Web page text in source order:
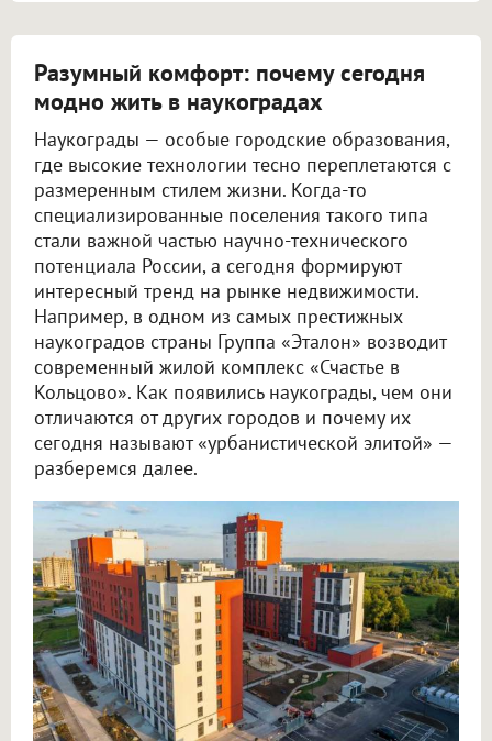
Разумный комфорт: почему сегодня
модно жить в наукоградах
Наукограды — особые городские образования,
где высокие технологии тесно переплетаются с
размеренным стилем жизни. Когда-то
специализированные поселения такого типа
стали важной частью научно-технического
потенциала России, а сегодня формируют
интересный тренд на рынке недвижимости.
Например, в одном из самых престижных
наукоградов страны Группа «Эталон» возводит
современный жилой комплекс «Счастье в
Кольцово». Как появились наукограды, чем они
отличаются от других городов и почему их
сегодня называют «урбанистической элитой» —
разберемся далее.